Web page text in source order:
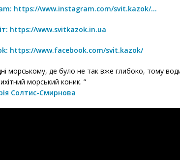
https://www.instagram.com/svit.kazok/…
https://www.svitkazok.in.ua
https://www.facebook.com/svit.kazok/
морському, де було не так вже глибоко, тому
морський коник. ”
Солтис-Смирнова